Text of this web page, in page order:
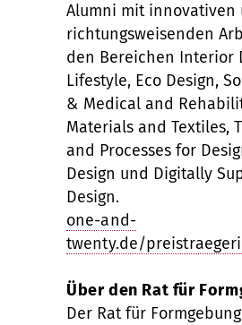
Alumni mit innovativen
richtungsweisenden
den Bereichen Interior
Lifestyle, Eco Design,
& Medical and
Materials and Textiles,
and Processes for
Design und Digitally
Design.
one-and-
twenty.de/
Über den Rat für
Der Rat für